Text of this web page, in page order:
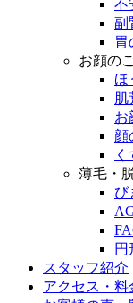
不
副
胃
お顔の
ほ
肌
お
顔
薄毛・
び
円
スタッフ紹介
アクセス・料